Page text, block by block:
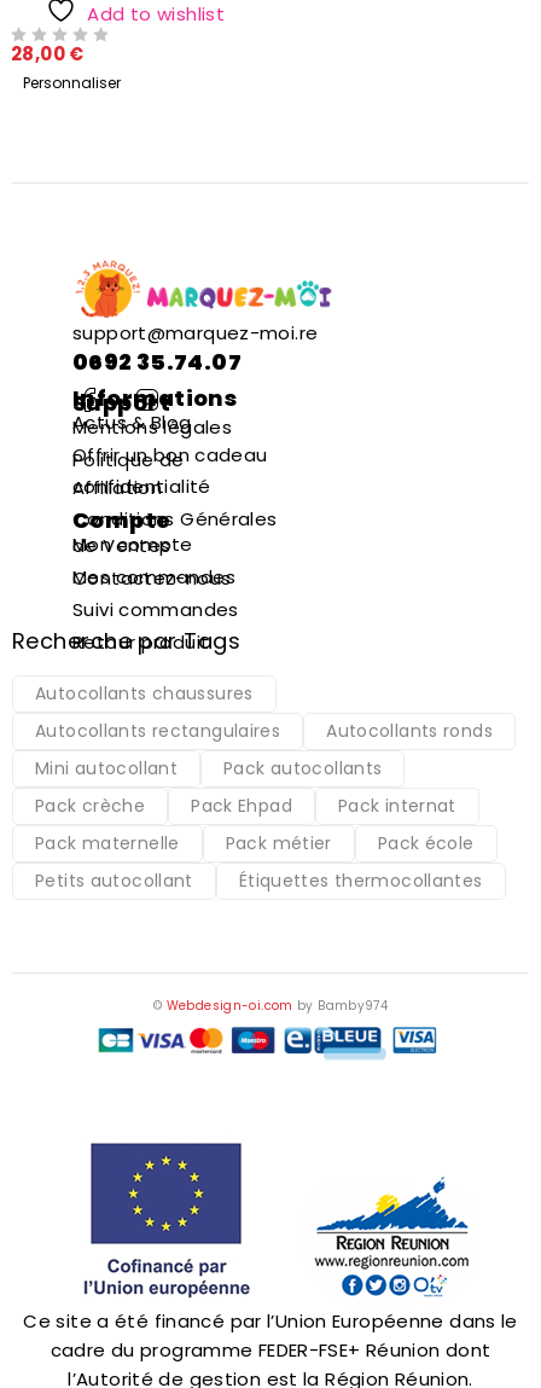
Add to wishlist
28,00€
Personnaliser
support@marquez-moi.re
0692 35.74.07
Informations
Actus & Blog
Offrir un bon cadeau
Affiliation
Support
Mentions légales
Politique de
confidentialité
Conditions Générales
de Ventes
Contactez-nous
Compte
Mon compte
Mes commandes
Suivi commandes
Retour produit
Recherche par Tags
Autocollants chaussures
Autocollants rectangulaires
Autocollants ronds
Mini autocollant
Pack autocollants
Pack crèche
Pack Ehpad
Pack internat
Pack maternelle
Pack métier
Pack école
Petits autocollant
Étiquettes thermocollantes
© Webdesign-oi.com by Bamby974
Ce site a été financé par l’Union Européenne dans le
cadre du programme FEDER-FSE+ Réunion dont
l’Autorité de gestion est la Région Réunion.